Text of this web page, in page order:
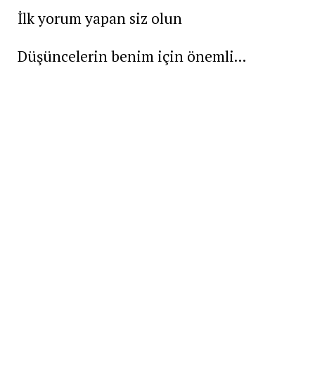
İlk yorum yapan siz olun
Düşüncelerin benim için önemli...